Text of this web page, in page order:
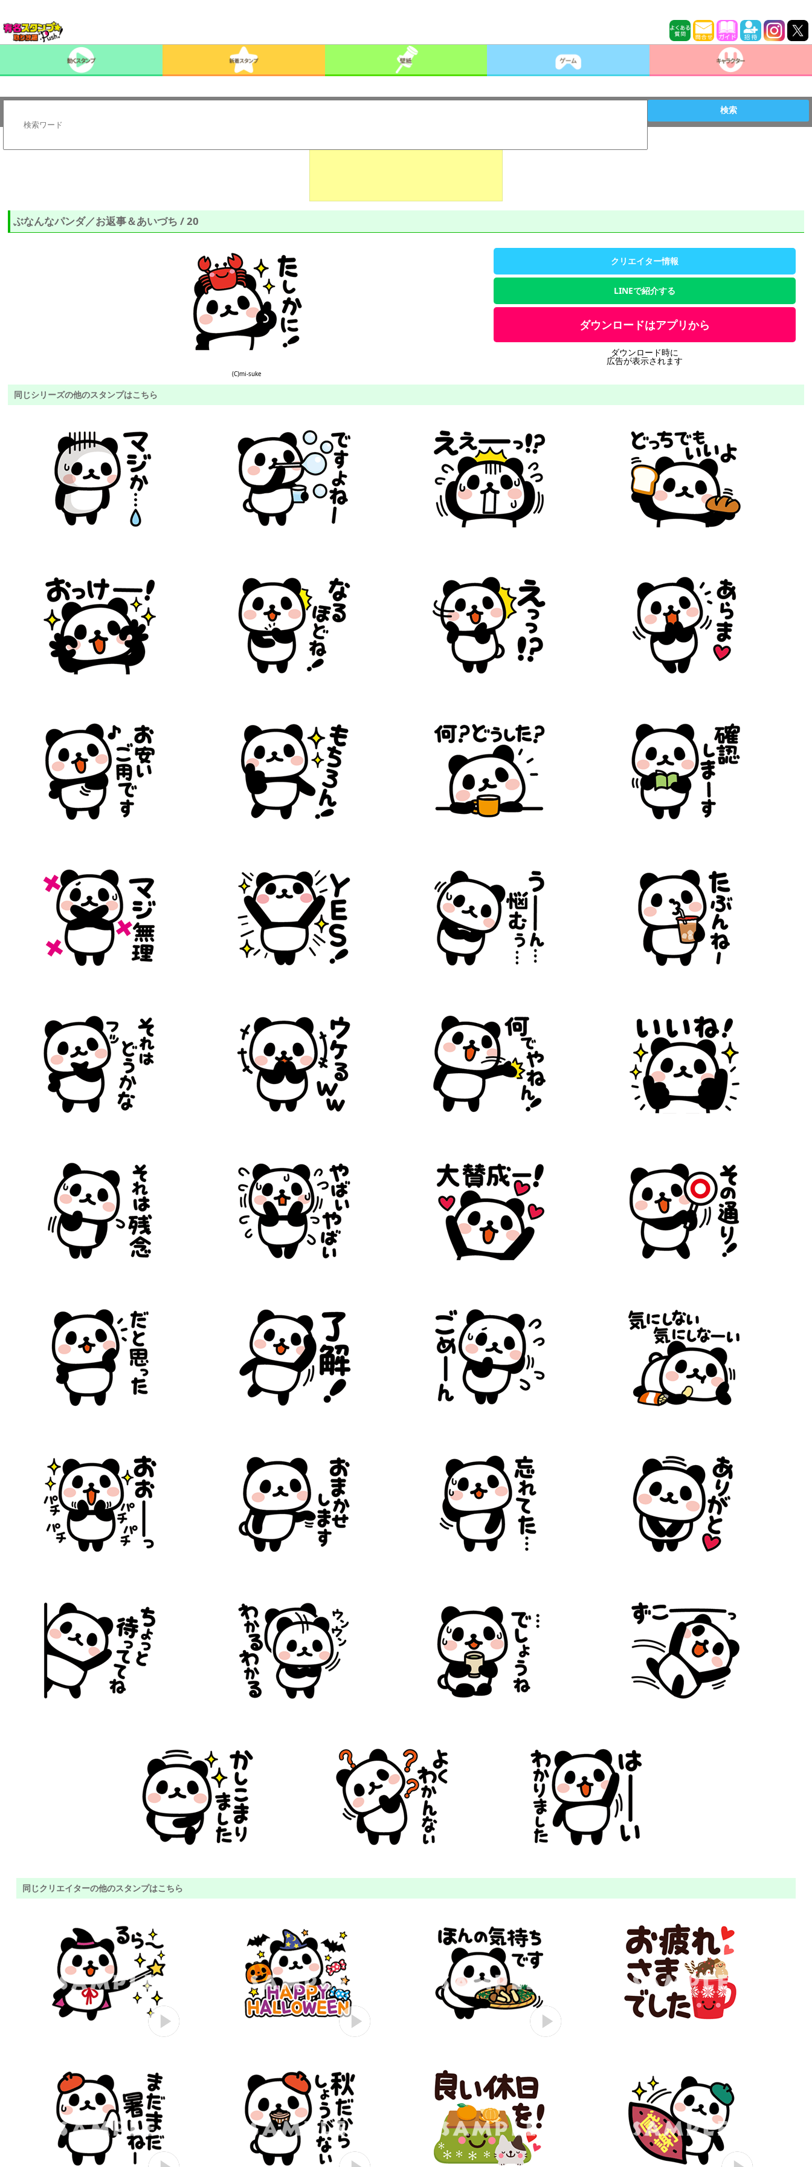
検索
ぶなんなパンダ／お返事＆あいづち / 20
(C)mi-suke
クリエイター情報
LINEで紹介する
ダウンロードはアプリから
ダウンロード時に
広告が表示されます
同じシリーズの他のスタンプはこちら
同じクリエイターの他のスタンプはこちら